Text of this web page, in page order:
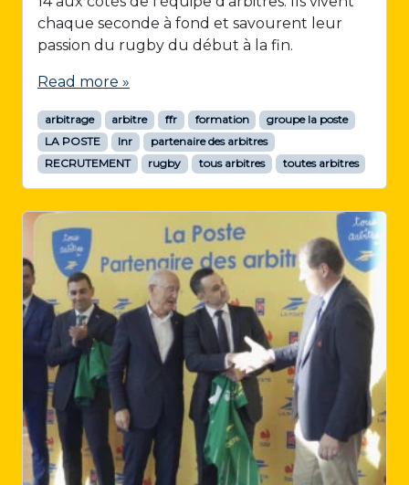
chaque seconde à fond et savourent leur
passion du rugby du début à la fin.
Read more »
arbitrage arbitre ffr formation
groupe la poste
LA POSTE
lnr
partenaire des arbitres
RECRUTEMENT
rugby tous arbitres toutes arbitres